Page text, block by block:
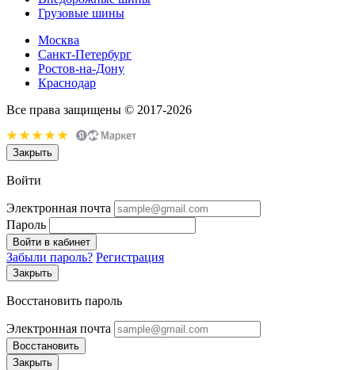
Грузовые шины
Москва
Санкт-Петербург
Ростов-на-Дону
Краснодар
Все права защищены © 2017-2026
Закрыть
Войти
Электронная почта
Пароль
Войти в кабинет
Забыли пароль? Регистрация
Закрыть
Восстановить пароль
Электронная почта
Восстановить
Закрыть